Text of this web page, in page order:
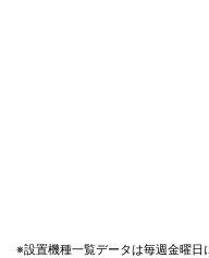
※設置機種一覧データは毎週金曜日